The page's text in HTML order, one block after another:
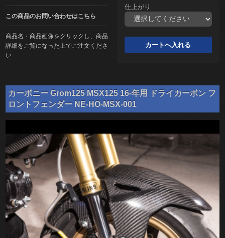
この商品のお問い合わせはこちら
商品名・商品画像をクリックし、商品
詳細をご覧になった上でご注文くださ
い
仕上がり
カーボニー Grom125 MSX125 16-年用 ドライカーボン フ
ロントフェンダー NE-HO-MSX-001